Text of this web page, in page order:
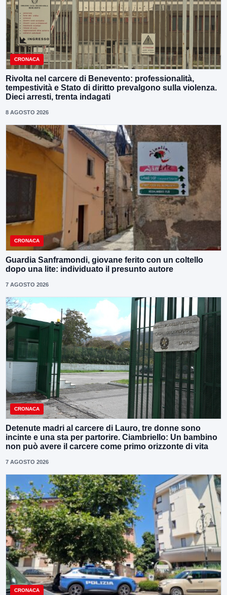
CRONACA
Rivolta nel carcere di Benevento: professionalità,
tempestività e Stato di diritto prevalgono sulla violenza.
Dieci arresti, trenta indagati
8 AGOSTO 2026
CRONACA
Guardia Sanframondi, giovane ferito con un coltello
dopo una lite: individuato il presunto autore
7 AGOSTO 2026
CRONACA
Detenute madri al carcere di Lauro, tre donne sono
incinte e una sta per partorire. Ciambriello: Un bambino
non può avere il carcere come primo orizzonte di vita
7 AGOSTO 2026
CRONACA